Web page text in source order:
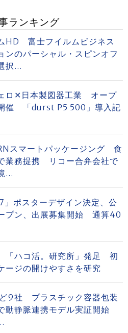
ランキング
HD 富士フイルムビジネス
ンのパーシャル・スピンオフ
択...
ロ✕日本製図器工業 オープ
催 「durst P5 500」導入記
スマートパッケージング 食
業務提携 リコー合弁会社で
...
」ポスターデザイン決定、公
プン、出展募集開始 通算40
「ハコ活。研究所」発足 初
ージの開けやすさを研究
9社 プラスチック容器包装
動静脈連携モデル実証開始